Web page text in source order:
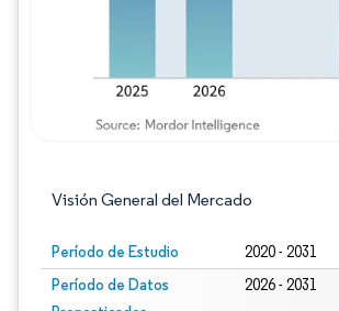
Visión General del Mercado
Período de Estudio 2020 - 2031
Período de Datos
2026 - 2031